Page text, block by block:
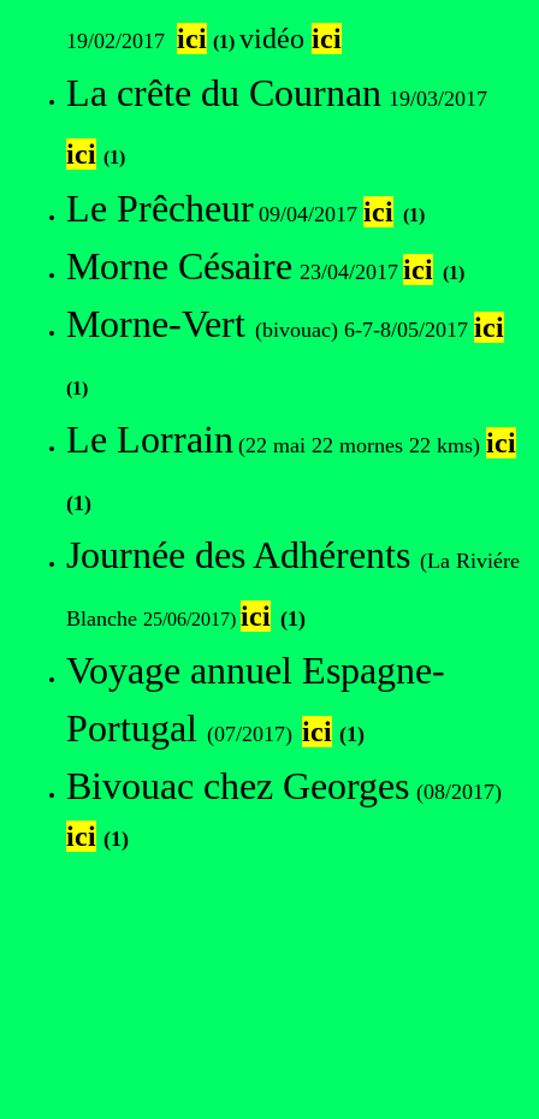
19/02/2017 ici (1) vidéo ici
La crête du Cournan 19/03/2017
ici (1)
Le Prêcheur 09/04/2017 ici (1)
Morne Césaire 23/04/2017 ici (1)
Morne-Vert (bivouac) 6-7-8/05/2017 ici
(1)
Le Lorrain (22 mai 22 mornes 22 kms) ici
(1)
Journée des Adhérents (La Riviére
Blanche 25/06/2017) ici (1)
Voyage annuel Espagne-
Portugal (07/2017) ici (1)
Bivouac chez Georges (08/2017)
ici (1)